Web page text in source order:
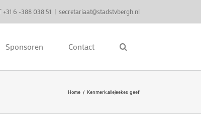
+31 6 -388 038 51 | secretariaat@stadstvbergh.nl
Sponsoren Contact
Home Kenmerk:allejeekes geef